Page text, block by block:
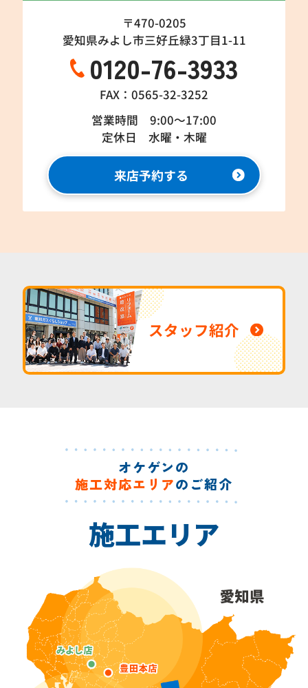
〒470-0205
愛知県みよし市三好丘緑3丁目1-11
0120-76-3933
FAX：0565-32-3252
営業時間 9:00～17:00
定休日 水曜・木曜
来店予約する
スタッフ紹介
オケゲンの
施工対応エリアのご紹介
施工エリア